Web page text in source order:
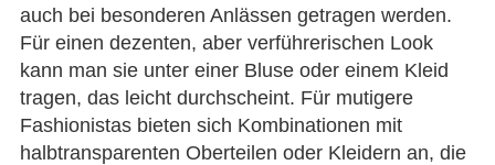
auch bei besonderen Anlässen getragen werden.
Für einen dezenten, aber verführerischen Look
kann man sie unter einer Bluse oder einem Kleid
tragen, das leicht durchscheint. Für mutigere
Fashionistas bieten sich Kombinationen mit
halbtransparenten Oberteilen oder Kleidern an, die